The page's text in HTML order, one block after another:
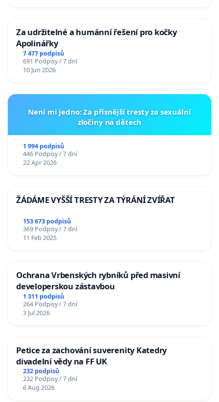
Za udržitelné a humánní řešení pro kočky
Apolinářky
7 477 podpisů
691 Podpisy / 7 dní
10 Jun 2026
Není mi jedno: Za přísnější tresty za sexuální
zločiny na dětech
1 994 podpisů
446 Podpisy / 7 dní
22 Apr 2026
ŽÁDÁME VYŠŠÍ TRESTY ZA TÝRÁNÍ ZVÍŘAT
153 673 podpisů
369 Podpisy / 7 dní
11 Feb 2025
Ochrana Vrbenských rybníků před masivní
developerskou zástavbou
1 311 podpisů
264 Podpisy / 7 dní
3 Jul 2026
Petice za zachování suverenity Katedry
divadelní vědy na FF UK
232 podpisů
232 Podpisy / 7 dní
6 Aug 2026